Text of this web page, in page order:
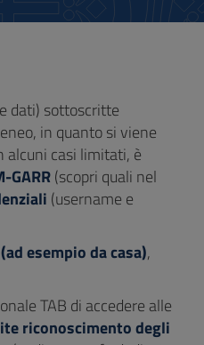
dati) sottoscritte
in quanto si viene
alcuni casi limitati, è
GARR(scopri quali nel
(username e
esempio da casa),
TAB di accedere alle
riconoscimento degli